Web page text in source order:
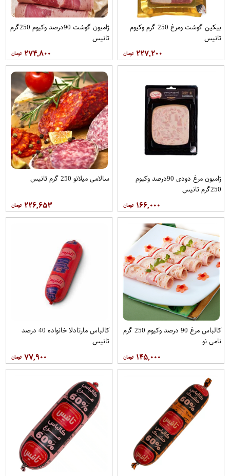
بیکین گوشت ومرغ 250 گرم وکیوم
تانیس
۲۲۷,۲۰۰
ژامبون گوشت 90درصد وکیوم 250گرم
تانیس
۲۷۴,۸۰۰
ژامبون مرغ دودی 90درصد وکیوم
250گرم تانیس
۱۶۶,۰۰۰
سالامی میلانو 250 گرم تانیس
۲۲۶,۶۵۳
کالباس مرغ 90 درصد وکیوم 250 گرم
نامی نو
۱۴۵,۰۰۰
کالباس مارتادلا خانواده 40 درصد
تانیس
۷۷,۹۰۰